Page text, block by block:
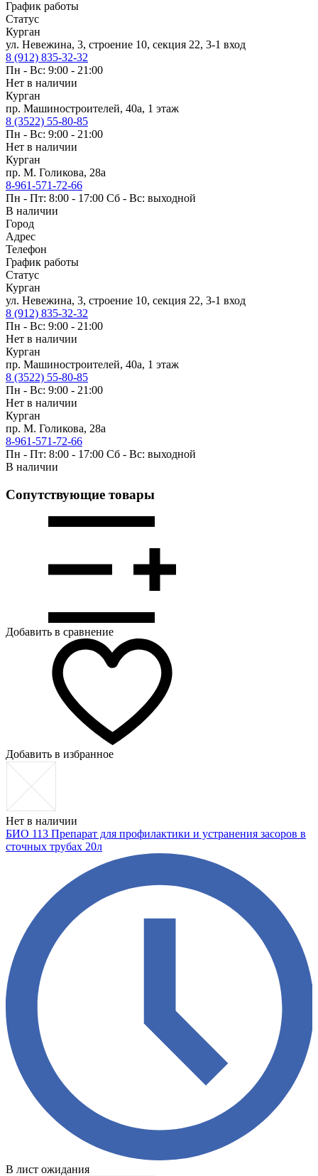
График работы
Статус
Курган
ул. Невежина, 3, строение 10, секция 22, 3-1 вход
8 (912) 835-32-32
Пн - Вс: 9:00 - 21:00
Нет в наличии
Курган
пр. Машиностроителей, 40а, 1 этаж
8 (3522) 55-80-85
Пн - Вс: 9:00 - 21:00
Нет в наличии
Курган
пр. М. Голикова, 28а
8-961-571-72-66
Пн - Пт: 8:00 - 17:00 Сб - Вс: выходной
В наличии
Город
Адрес
Телефон
График работы
Статус
Курган
ул. Невежина, 3, строение 10, секция 22, 3-1 вход
8 (912) 835-32-32
Пн - Вс: 9:00 - 21:00
Нет в наличии
Курган
пр. Машиностроителей, 40а, 1 этаж
8 (3522) 55-80-85
Пн - Вс: 9:00 - 21:00
Нет в наличии
Курган
пр. М. Голикова, 28а
8-961-571-72-66
Пн - Пт: 8:00 - 17:00 Сб - Вс: выходной
В наличии
Сопутствующие товары
Добавить в сравнение
Добавить в избранное
Нет в наличии
БИО 113 Препарат для профилактики и устранения засоров в
сточных трубах 20л
В лист ожидания